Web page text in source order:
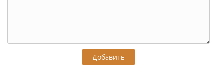
Добавить